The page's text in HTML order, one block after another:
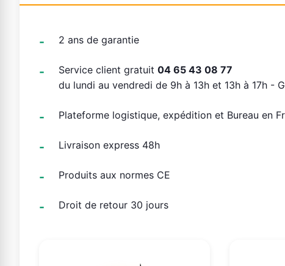
2 ans de garantie
Service client gratuit 04 65 43 08 77
du lundi au vendredi de 9h à 13h et 13h à 17h -
Plateforme logistique, expédition et Bureau en
Livraison express 48h
Produits aux normes CE
Droit de retour 30 jours